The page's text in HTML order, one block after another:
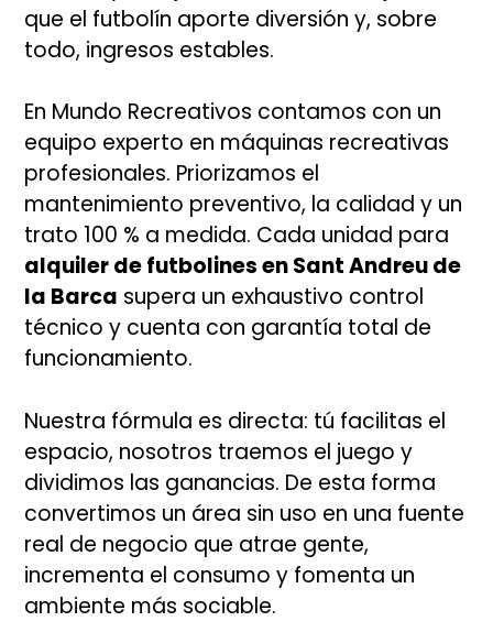
que el futbolín aporte diversión y, sobre
todo, ingresos estables.
En Mundo Recreativos contamos con un
equipo experto en máquinas recreativas
profesionales. Priorizamos el
mantenimiento preventivo, la calidad y un
trato 100 % a medida. Cada unidad para
alquiler de futbolines en Sant Andreu de
la Barca supera un exhaustivo control
técnico y cuenta con garantía total de
funcionamiento.
Nuestra fórmula es directa: tú facilitas el
espacio, nosotros traemos el juego y
dividimos las ganancias. De esta forma
convertimos un área sin uso en una fuente
real de negocio que atrae gente,
incrementa el consumo y fomenta un
ambiente más sociable.